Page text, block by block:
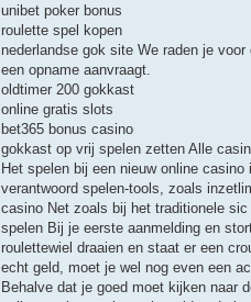
unibet poker bonus
roulette spel kopen
nederlandse gok site We raden je
een opname aanvraagt.
oldtimer 200 gokkast
online gratis slots
bet365 bonus casino
gokkast op vrij spelen zetten Alle
Het spelen bij een nieuw online
verantwoord spelen-tools, zoals
casino Net zoals bij het traditionele
spelen Bij je eerste aanmelding en
roulettewiel draaien en staat er een
echt geld, moet je wel nog even een
Behalve dat je goed moet kijken naar